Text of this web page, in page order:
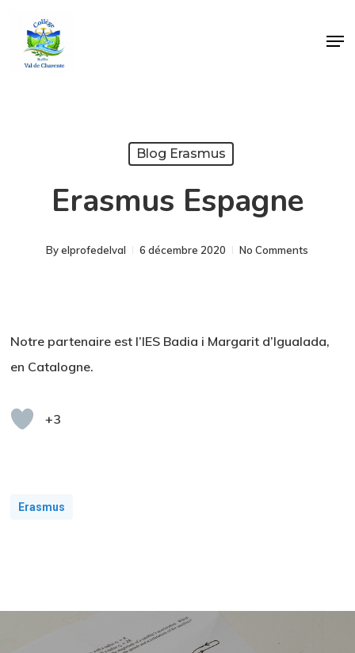
main
Blog Erasmus
Erasmus Espagne
By elprofedelval 6 décembre 2020 No Comments
Notre partenaire est l’IES Badia i Margarit d’Igualada,
en Catalogne.
+3
Erasmus
Close